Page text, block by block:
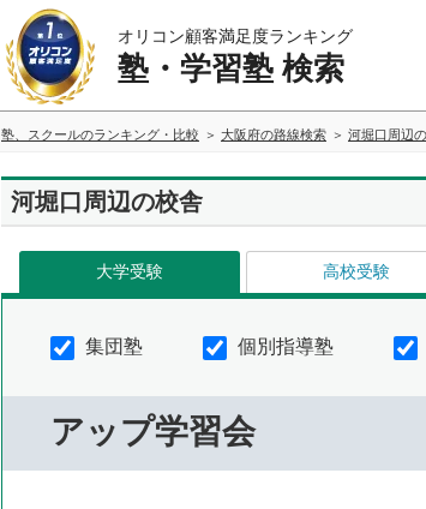
オリコン顧客満足度ランキング
塾・学習塾 検索
塾、スクールのランキング・比較 大阪府の路線検索 河堀口周辺
河堀口周辺の校舎
大学受験 高校受験
集団塾 個別指導塾
アップ学習会